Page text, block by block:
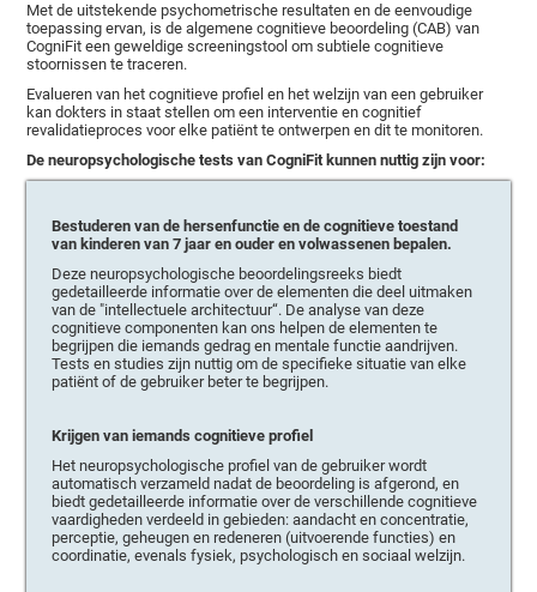
Met de uitstekende psychometrische resultaten en de eenvoudige
toepassing ervan, is de algemene cognitieve beoordeling (CAB) van
CogniFit een geweldige screeningstool om subtiele cognitieve
stoornissen te traceren.
Evalueren van het cognitieve profiel en het welzijn van een gebruiker
kan dokters in staat stellen om een interventie en cognitief
revalidatieproces voor elke patiënt te ontwerpen en dit te monitoren.
De neuropsychologische tests van CogniFit kunnen nuttig zijn voor:
Bestuderen van de hersenfunctie en de cognitieve toestand
van kinderen van 7 jaar en ouder en volwassenen bepalen.
Deze neuropsychologische beoordelingsreeks biedt
gedetailleerde informatie over de elementen die deel uitmaken
van de "intellectuele architectuur“. De analyse van deze
cognitieve componenten kan ons helpen de elementen te
begrijpen die iemands gedrag en mentale functie aandrijven.
Tests en studies zijn nuttig om de specifieke situatie van elke
patiënt of de gebruiker beter te begrijpen.
Krijgen van iemands cognitieve profiel
Het neuropsychologische profiel van de gebruiker wordt
automatisch verzameld nadat de beoordeling is afgerond, en
biedt gedetailleerde informatie over de verschillende cognitieve
vaardigheden verdeeld in gebieden: aandacht en concentratie,
perceptie, geheugen en redeneren (uitvoerende functies) en
coordinatie, evenals fysiek, psychologisch en sociaal welzijn.